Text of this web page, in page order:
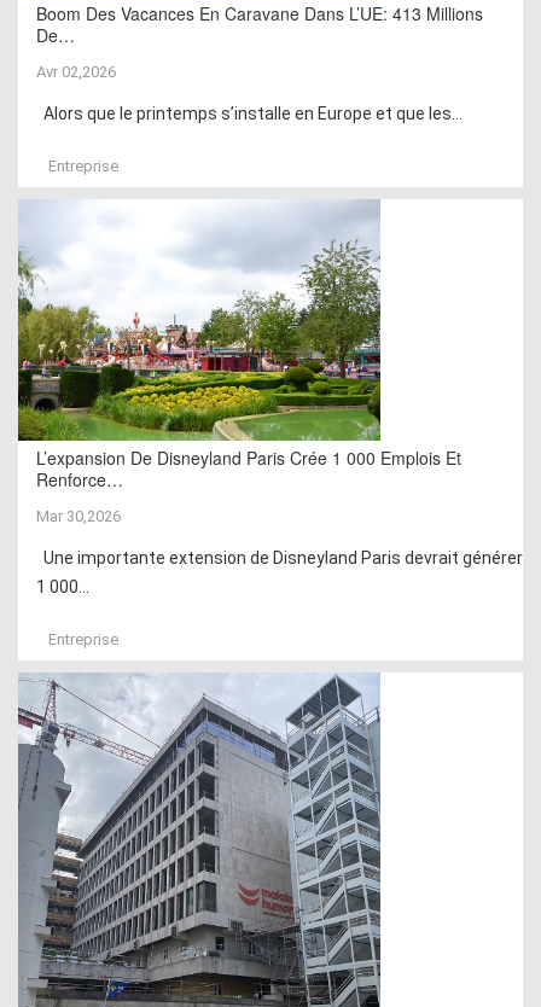
Boom Des Vacances En Caravane Dans L’UE: 413 Millions
De…
Avr 02,2026
Alors que le printemps s’installe en Europe et que les...
Entreprise
L’expansion De Disneyland Paris Crée 1 000 Emplois Et
Renforce…
Mar 30,2026
Une importante extension de Disneyland Paris devrait générer
1 000...
Entreprise